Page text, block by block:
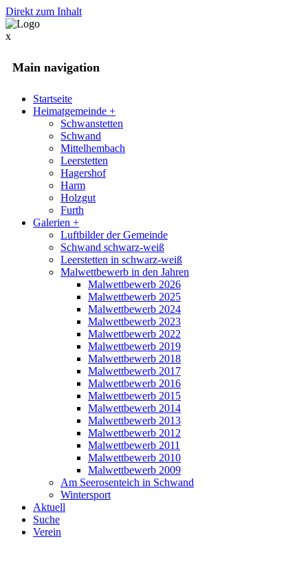
Direkt zum Inhalt
x
Main navigation
Startseite
Heimatgemeinde +
Schwanstetten
Schwand
Mittelhembach
Leerstetten
Hagershof
Harm
Holzgut
Furth
Galerien +
Luftbilder der Gemeinde
Schwand schwarz-weiß
Leerstetten in schwarz-weiß
Malwettbewerb in den Jahren
Malwettbewerb 2026
Malwettbewerb 2025
Malwettbewerb 2024
Malwettbewerb 2023
Malwettbewerb 2022
Malwettbewerb 2019
Malwettbewerb 2018
Malwettbewerb 2017
Malwettbewerb 2016
Malwettbewerb 2015
Malwettbewerb 2014
Malwettbewerb 2013
Malwettbewerb 2012
Malwettbewerb 2011
Malwettbewerb 2010
Malwettbewerb 2009
Am Seerosenteich in Schwand
Wintersport
Aktuell
Suche
Verein